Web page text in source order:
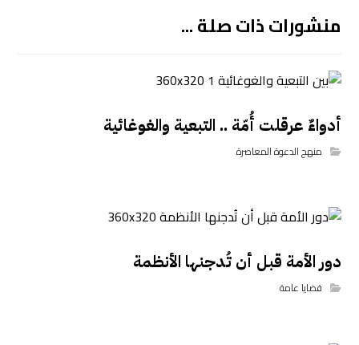
منشورات ذات صلة ...
أدواءٌ عرقلت أُمّة .. التبعية والغوغائية
منهج الدعوة المعاصرة
دور الأمة قبل أن تُدجنها الأنظمة
قضايا عامة